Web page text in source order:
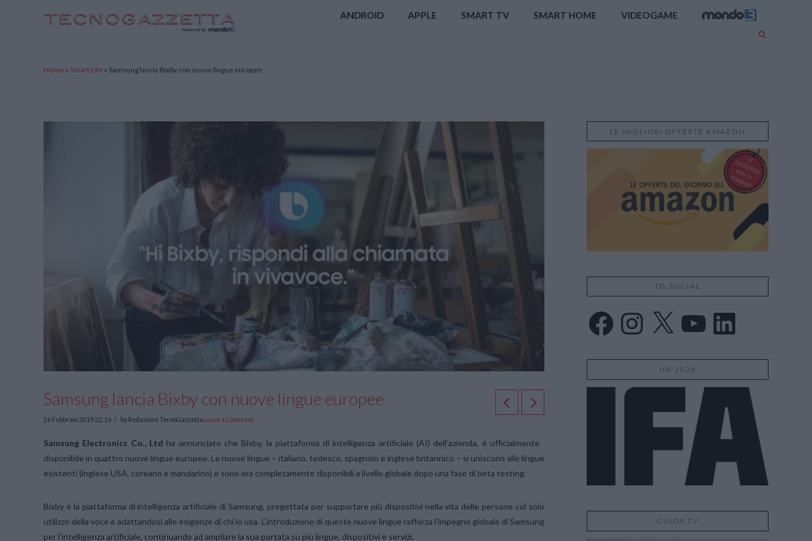
ANDROID APPLE SMART TV SMART HOME VIDEOGAME
Home » Smart Life » Samsung lancia Bixby con nuove lingue europee
Samsung lancia Bixby con nuove lingue europee
26 Febbraio 2019 22:16 by Redazione TecnoGazzettaLeave a Comment
Samsung Electronics Co., Ltd ha annunciato che Bixby, la piattaforma di intelligenza artificiale (AI) dell’azienda, è ufficialmente
disponibile in quattro nuove lingue europee. Le nuove lingue – italiano, tedesco, spagnolo e inglese britannico – si uniscono alle lingue
esistenti (inglese USA, coreano e mandarino) e sono ora completamente disponibili a livello globale dopo una fase di beta testing.
Bixby è la piattaforma di intelligenza artificiale di Samsung, progettata per supportare più dispositivi nella vita delle persone col solo
utilizzo della voce e adattandosi alle esigenze di chi lo usa. L’introduzione di queste nuove lingue rafforza l’impegno globale di Samsung
per l’intelligenza artificiale, continuando ad ampliare la sua portata su più lingue, dispositivi e servizi.
LE MIGLIORI OFFERTE AMAZON
TG SOCIAL
Facebook Instagram YouTube LinkedIn
IFA 2026
GUIDA TV